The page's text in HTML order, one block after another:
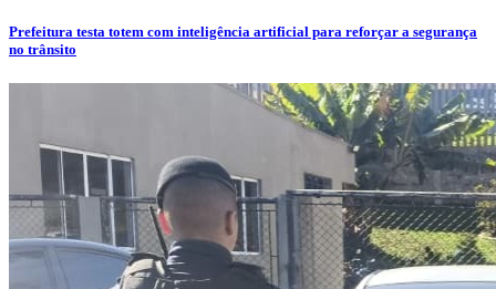
Prefeitura testa totem com inteligência artificial para reforçar a segurança
no trânsito